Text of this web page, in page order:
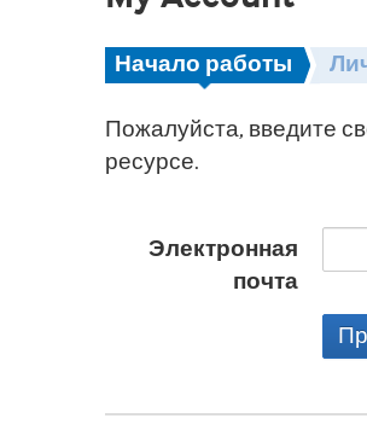
Начало работы
Пожалуйста, введите
ресурсе.
Электронная
почта